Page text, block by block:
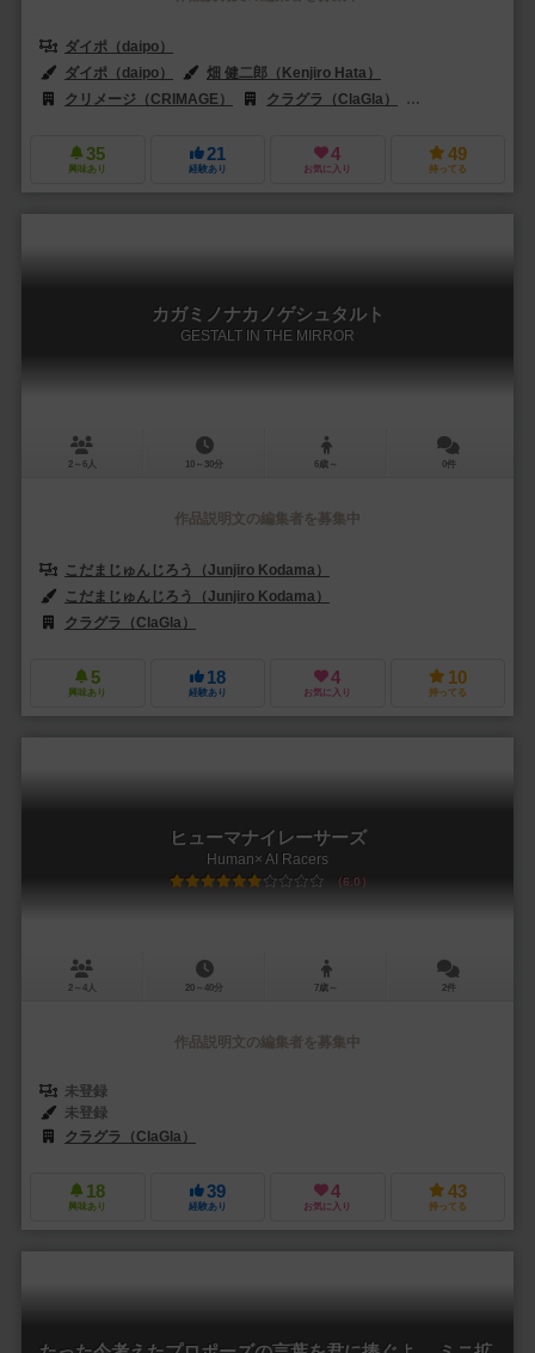
ダイポ（daipo）
ダイポ（daipo）
畑 健二郎（Kenjiro Hata）
クリメージ（CRIMAGE）
クラグラ（ClaGla）
35
興味あり
21
経験あり
4
お気に入り
49
持ってる
カガミノナカノゲシュタルト
GESTALT IN THE MIRROR
2～6人 10～30分 6歳～ 0件
作品説明文の編集者を募集中
こだまじゅんじろう（Junjiro Kodama）
こだまじゅんじろう（Junjiro Kodama）
クラグラ（ClaGla）
5
興味あり
18
経験あり
4
お気に入り
10
持ってる
ヒューマナイレーサーズ
Human× AI Racers
6.0
2～4人 20～40分 7歳～ 2件
作品説明文の編集者を募集中
未登録
未登録
クラグラ（ClaGla）
18
興味あり
39
経験あり
4
お気に入り
43
持ってる